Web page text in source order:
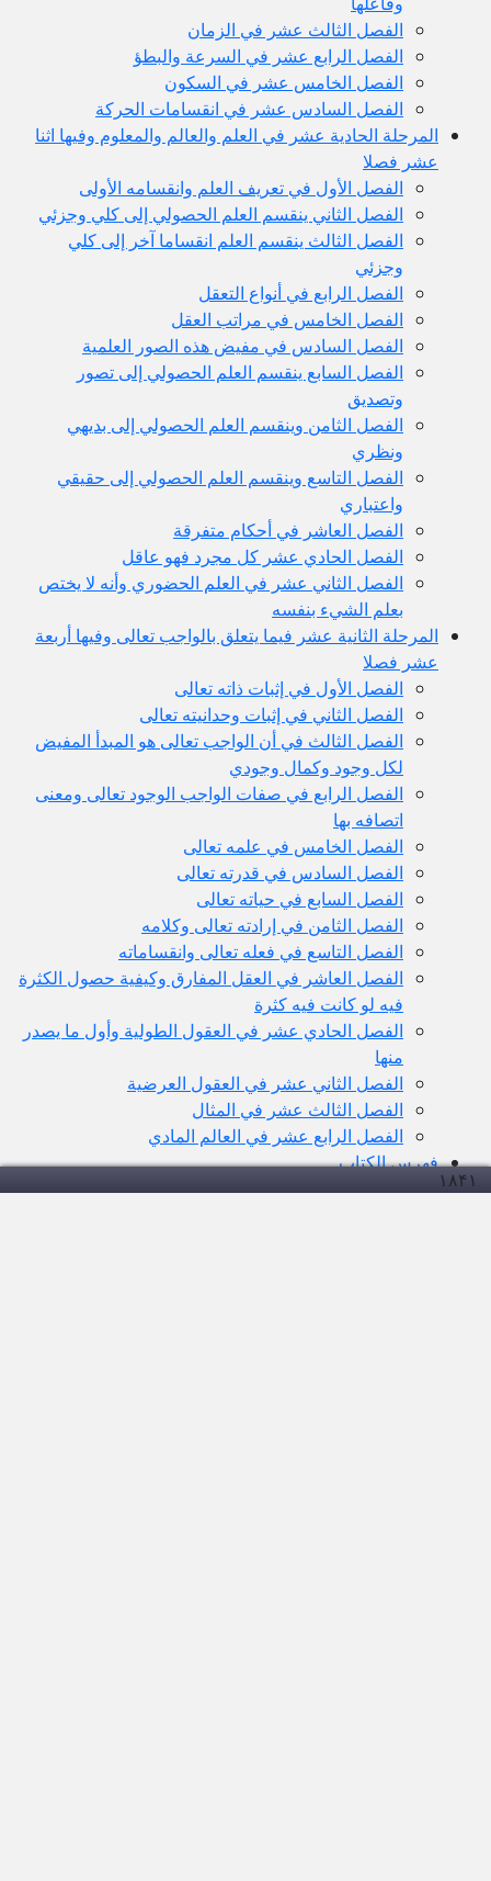
الفصل الثالث عشر في الزمان
الفصل الرابع عشر في السرعة والبطؤ
الفصل الخامس عشر في السكون
الفصل السادس عشر في انقسامات الحركة
المرحلة الحادية عشر في العلم والعالم والمعلوم وفيها اثنا
عشر فصلا
الفصل الأول في تعريف العلم وانقسامه الأولى
الفصل الثاني ينقسم العلم الحصولي إلى كلي وجزئي
الفصل الثالث ينقسم العلم انقساما آخر إلى كلي
وجزئي
الفصل الرابع في أنواع التعقل
الفصل الخامس في مراتب العقل
الفصل السادس في مفيض هذه الصور العلمية
الفصل السابع ينقسم العلم الحصولي إلى تصور
وتصديق
الفصل الثامن وينقسم العلم الحصولي إلى بديهي
ونظري
الفصل التاسع وينقسم العلم الحصولي إلى حقيقي
واعتباري
الفصل العاشر في أحكام متفرقة
الفصل الحادي عشر كل مجرد فهو عاقل
الفصل الثاني عشر في العلم الحضوري وأنه لا يختص
بعلم الشيء بنفسه
المرحلة الثانية عشر فيما يتعلق بالواجب تعالى وفيها أربعة
عشر فصلا
الفصل الأول في إثبات ذاته تعالى
الفصل الثاني في إثبات وحدانيته تعالى
الفصل الثالث في أن الواجب تعالى هو المبدأ المفيض
لكل وجود وكمال وجودي
الفصل الرابع في صفات الواجب الوجود تعالى ومعنى
اتصافه بها
الفصل الخامس في علمه تعالى
الفصل السادس في قدرته تعالى
الفصل السابع في حياته تعالى
الفصل الثامن في إرادته تعالى وكلامه
الفصل التاسع في فعله تعالى وانقساماته
الفصل العاشر في العقل المفارق وكيفية حصول الكثرة
فيه لو كانت فيه كثرة
الفصل الحادي عشر في العقول الطولية وأول ما يصدر
منها
الفصل الثاني عشر في العقول العرضية
الفصل الثالث عشر في المثال
الفصل الرابع عشر في العالم المادي
فهرس الكتاب
۱۸۴۱